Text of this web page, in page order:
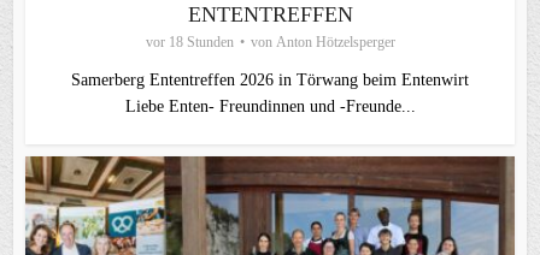
ENTENTREFFEN
vor 18 Stunden von Anton Hötzelsperger
Samerberg Ententreffen 2026 in Törwang beim Entenwirt
Liebe Enten- Freundinnen und -Freunde...